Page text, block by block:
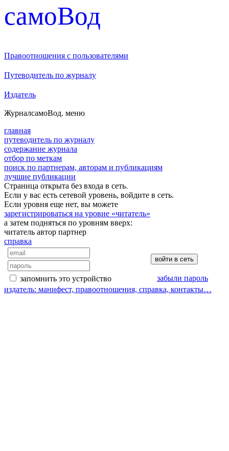
cамоВод
Правоотношения с пользователями
Путеводитель по журналу
Издатель
ЖурналсамоВод. меню
главная
путеводитель по журналу
содержание журнала
отбор по меткам
поиск по партнерам, авторам и публикациям
лучшие публикации
Страница открыта без входа в сеть.
Если у вас есть сетевой уровень, войдите в сеть.
Если уровня еще нет, вы можете
зарегистрироваться на уровне «читатель»
а затем подняться по уровням вверх:
читатель автор партнер
справка
запомнить это устройство
забыли пароль
издатель: манифест, правоотношения, справка, контакты…